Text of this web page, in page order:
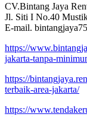
CV.Bintang Jaya
Jl. Siti I No.40
E-mail.
https://
jakarta-tanpa-
https://
terbaik-area-jakarta/
https://